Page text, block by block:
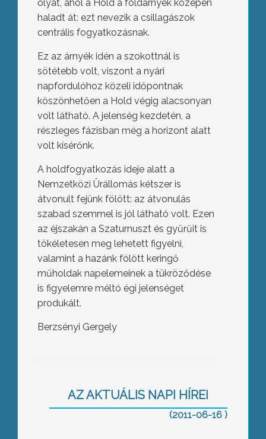
olyat, ahol a Hold a földárnyék közepén
haladt át: ezt nevezik a csillagászok
centrális fogyatkozásnak.
Ez az árnyék idén a szokottnál is
sötétebb volt, viszont a nyári
napfordulóhoz közeli időpontnak
köszönhetően a Hold végig alacsonyan
volt látható. A jelenség kezdetén, a
részleges fázisban még a horizont alatt
volt kísérőnk.
A holdfogyatkozás ideje alatt a
Nemzetközi Ûrállomás kétszer is
átvonult fejünk fölött: az átvonulás
szabad szemmel is jól látható volt. Ezen
az éjszakán a Szaturnuszt és gyűrűit is
tökéletesen meg lehetett figyelni,
valamint a hazánk fölött keringő
műholdak napelemeinek a tükröződése
is figyelemre méltó égi jelenséget
produkált.
Berzsényi Gergely
AZ AKTUÁLIS NAPI HÍREI
(2011-06-16 )